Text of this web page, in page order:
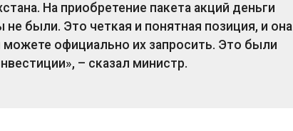
На приобретение пакета акций деньги
были. Это четкая и понятная позиция, и она
официально их запросить. Это были
– сказал министр.